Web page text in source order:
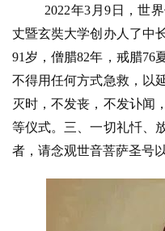
2022年3月9日，世
丈暨玄奘大学创办人了中
91岁，僧腊82年，戒腊76
不得用任何方式急救，以
灭时，不发丧，不发讣闻
等仪式。三、一切礼忏、
者，请念观世音菩萨圣号以